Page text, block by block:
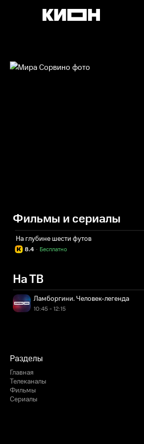
Фильмы и сериалы
На глубине шести футов
8.4 Бесплатно
·
На ТВ
Ламборгини. Человек-легенда
10:45 - 12:15
Разделы
Главная
Телеканалы
Фильмы
Сериалы